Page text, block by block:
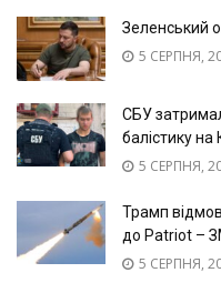
Зеленський
5 СЕРПНЯ,
СБУ
балістику на
5 СЕРПНЯ,
Трамп
до Patriot –
5 СЕРПНЯ,